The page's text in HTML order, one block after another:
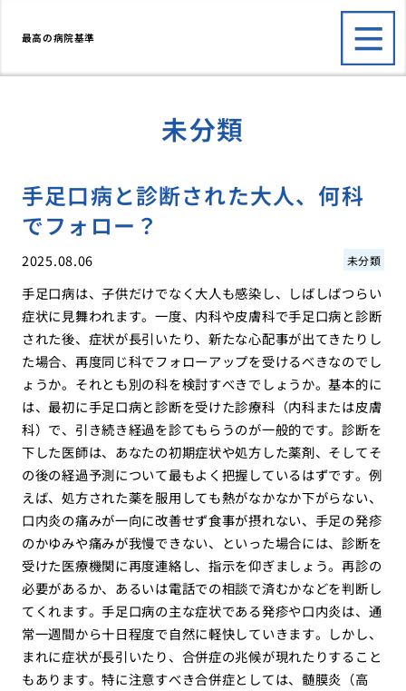
最高の病院基準
未分類
手足口病と診断された大人、何科
でフォロー？
2025.08.06 未分類
手足口病は、子供だけでなく大人も感染し、しばしばつらい
症状に見舞われます。一度、内科や皮膚科で手足口病と診断
された後、症状が長引いたり、新たな心配事が出てきたりし
た場合、再度同じ科でフォローアップを受けるべきなのでし
ょうか。それとも別の科を検討すべきでしょうか。基本的に
は、最初に手足口病と診断を受けた診療科（内科または皮膚
科）で、引き続き経過を診てもらうのが一般的です。診断を
下した医師は、あなたの初期症状や処方した薬剤、そしてそ
の後の経過予測について最もよく把握しているはずです。例
えば、処方された薬を服用しても熱がなかなか下がらない、
口内炎の痛みが一向に改善せず食事が摂れない、手足の発疹
のかゆみや痛みが我慢できない、といった場合には、診断を
受けた医療機関に再度連絡し、指示を仰ぎましょう。再診の
必要があるか、あるいは電話での相談で済むかなどを判断し
てくれます。手足口病の主な症状である発疹や口内炎は、通
常一週間から十日程度で自然に軽快していきます。しかし、
まれに症状が長引いたり、合併症の兆候が現れたりすること
もあります。特に注意すべき合併症としては、髄膜炎（高